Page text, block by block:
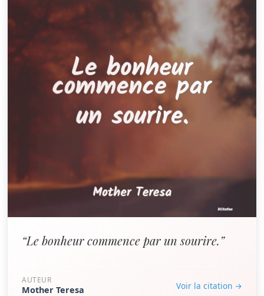
“Le bonheur commence par un sourire.”
AUTEUR
Mother Teresa Voir la citation →